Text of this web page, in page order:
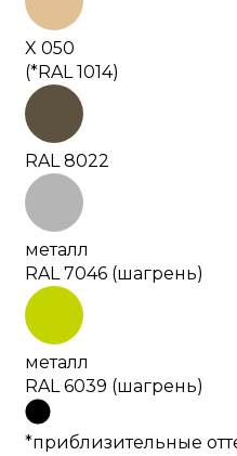
X 050
(*RAL 1014)
RAL 8022
металл
RAL 7046 (шагрень)
металл
RAL 6039 (шагрень)
*приблизительные